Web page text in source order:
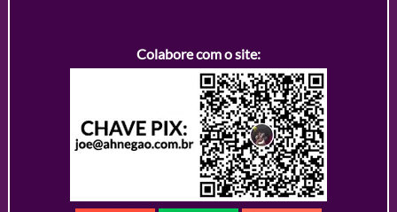
Colabore com o site: